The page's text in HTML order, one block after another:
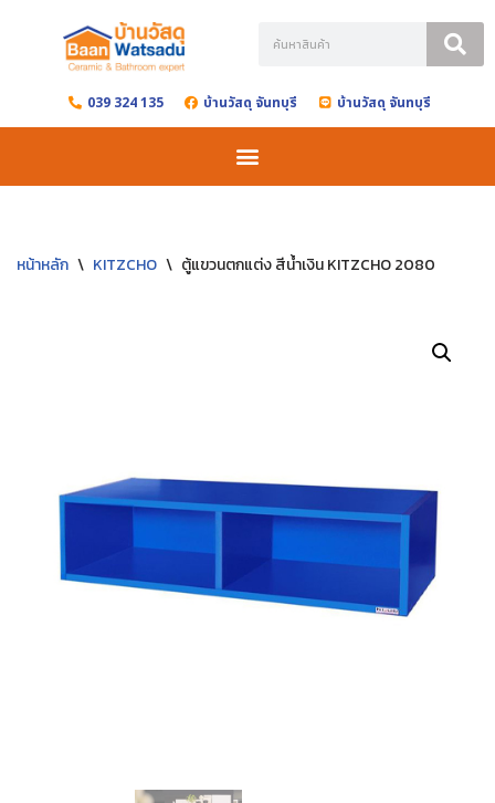
content 039 324 135 บ้านวัสดุ จันทบุรี บ้านวัสดุ จันทบุรี
หน้าหลัก \ KITZCHO \ ตู้แขวนตกแต่ง สีน้ำเงิน KITZCHO 2080